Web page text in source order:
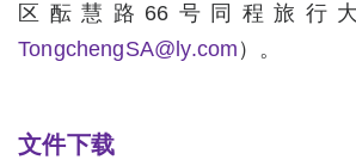
区酝慧路66号同程旅行
TongchengSA@ly.com ）。
文件下载